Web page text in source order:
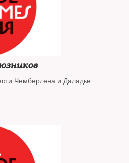
Чемберлена и Даладье